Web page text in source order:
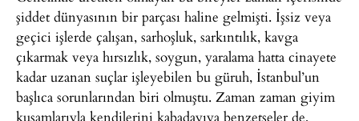
şiddet dünyasının bir parçası haline gelmişti. İşsiz veya
geçici işlerde çalışan, sarhoşluk, sarkıntılık, kavga
çıkarmak veya hırsızlık, soygun, yaralama hatta cinayete
kadar uzanan suçlar işleyebilen bu güruh, İstanbul’un
başlıca sorunlarından biri olmuştu. Zaman zaman giyim
kuşamlarıyla kendilerini kabadayıya benzetseler de,